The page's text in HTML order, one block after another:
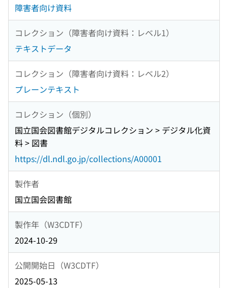
障害者向け資料
コレクション（障害者向け資料：レベル1）
テキストデータ
コレクション（障害者向け資料：レベル2）
プレーンテキスト
コレクション（個別）
国立国会図書館デジタルコレクション > デジタル化資
料 > 図書
https://dl.ndl.go.jp/collections/A00001
製作者
国立国会図書館
製作年（W3CDTF）
2024-10-29
公開開始日（W3CDTF）
2025-05-13